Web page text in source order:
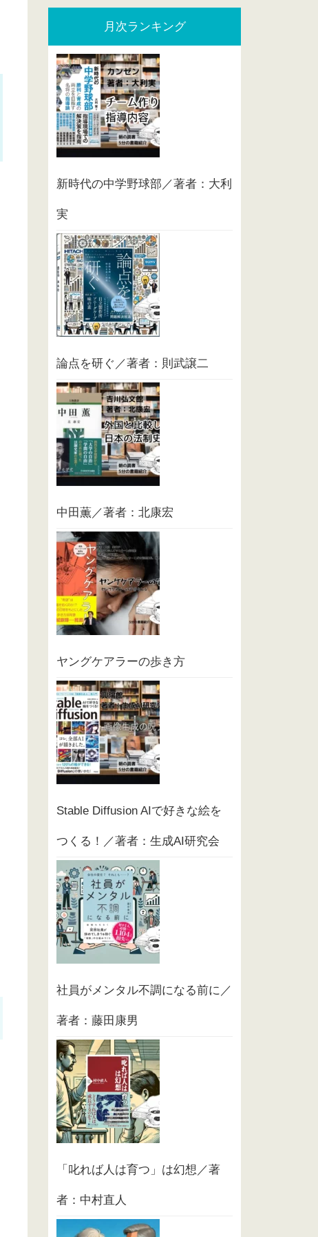
月次ランキング
新時代の中学野球部／著者：大利
実
論点を研ぐ／著者：則武譲二
中田薫／著者：北康宏
ヤングケアラーの歩き方
Stable Diffusion AIで好きな絵を
つくる！／著者：生成AI研究会
社員がメンタル不調になる前に／
著者：藤田康男
「叱れば人は育つ」は幻想／著
者：中村直人